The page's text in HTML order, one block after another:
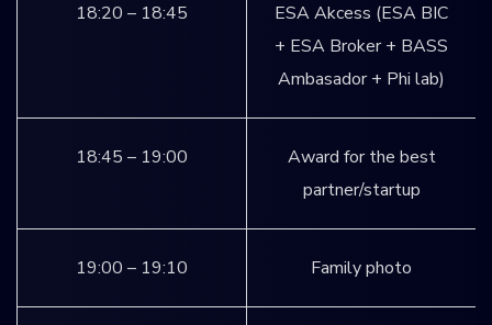
18:20 – 18:45
ESA Akcess (ESA BIC
+ ESA Broker + BASS
Ambasador + Phi lab)
18:45 – 19:00
Award for the best
partner/startup
19:00 – 19:10 Family photo